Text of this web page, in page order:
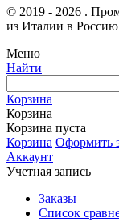
© 2019 - 2026 .
из Италии в
Меню
Найти
Корзина
Корзина
Корзина пуста
Корзина Оформить
Аккаунт
Учетная запись
Заказы
Список